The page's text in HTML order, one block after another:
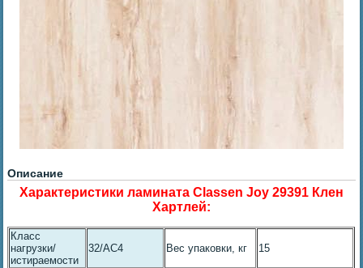
Описание
Характеристики ламината Classen Joy 29391 Клен
Хартлей:
Класс
нагрузки/
истираемости
32/AC4 Вес упаковки, кг 15